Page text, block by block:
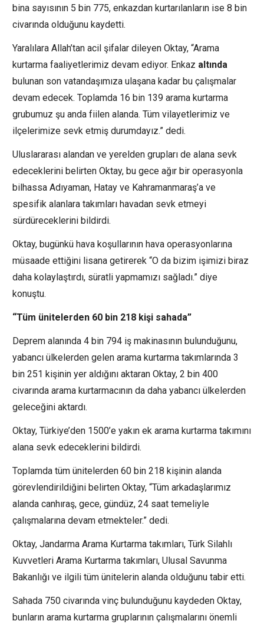
bina sayısının 5 bin 775, enkazdan kurtarılanların ise 8 bin
civarında olduğunu kaydetti.
Yaralılara Allah’tan acil şifalar dileyen Oktay, “Arama
kurtarma faaliyetlerimiz devam ediyor. Enkaz altında
bulunan son vatandaşımıza ulaşana kadar bu çalışmalar
devam edecek. Toplamda 16 bin 139 arama kurtarma
grubumuz şu anda fiilen alanda. Tüm vilayetlerimiz ve
ilçelerimize sevk etmiş durumdayız.” dedi.
Uluslararası alandan ve yerelden grupları de alana sevk
edeceklerini belirten Oktay, bu gece ağır bir operasyonla
bilhassa Adıyaman, Hatay ve Kahramanmaraş’a ve
spesifik alanlara takımları havadan sevk etmeyi
sürdüreceklerini bildirdi.
Oktay, bugünkü hava koşullarının hava operasyonlarına
müsaade ettiğini lisana getirerek “O da bizim işimizi biraz
daha kolaylaştırdı, süratli yapmamızı sağladı.” diye
konuştu.
“Tüm ünitelerden 60 bin 218 kişi sahada”
Deprem alanında 4 bin 794 iş makinasının bulunduğunu,
yabancı ülkelerden gelen arama kurtarma takımlarında 3
bin 251 kişinin yer aldığını aktaran Oktay, 2 bin 400
civarında arama kurtarmacının da daha yabancı ülkelerden
geleceğini aktardı.
Oktay, Türkiye’den 1500’e yakın ek arama kurtarma takımını
alana sevk edeceklerini bildirdi.
Toplamda tüm ünitelerden 60 bin 218 kişinin alanda
görevlendirildiğini belirten Oktay, “Tüm arkadaşlarımız
alanda canhıraş, gece, gündüz, 24 saat temeliyle
çalışmalarına devam etmekteler.” dedi.
Oktay, Jandarma Arama Kurtarma takımları, Türk Silahlı
Kuvvetleri Arama Kurtarma takımları, Ulusal Savunma
Bakanlığı ve ilgili tüm ünitelerin alanda olduğunu tabir etti.
Sahada 750 civarında vinç bulunduğunu kaydeden Oktay,
bunların arama kurtarma gruplarının çalışmalarını önemli